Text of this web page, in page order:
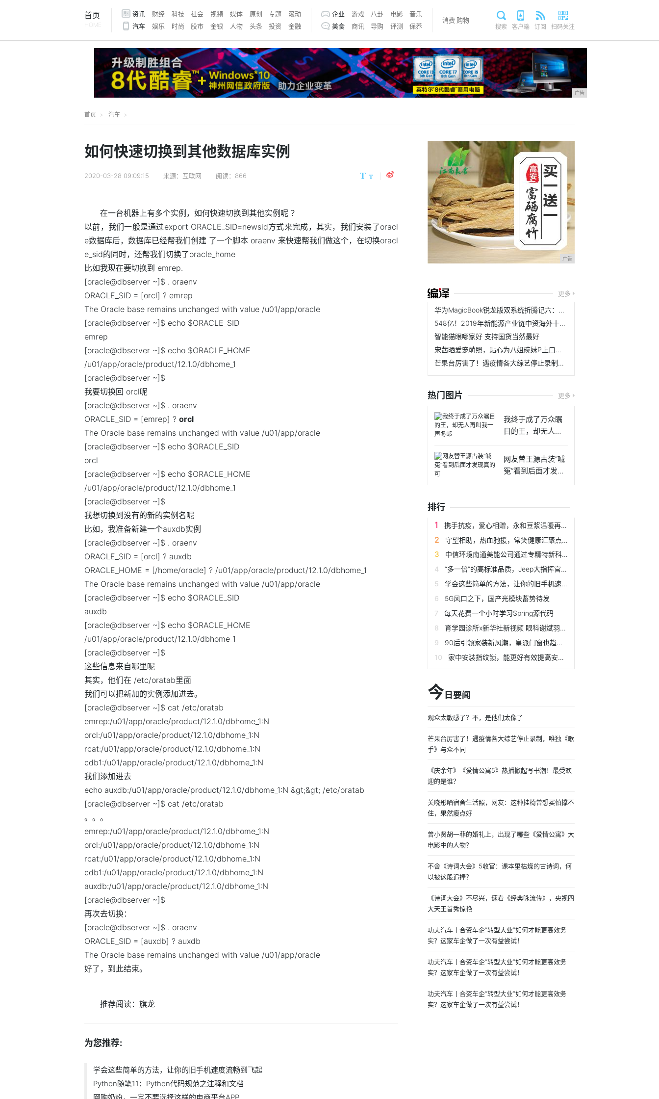
首页
HOME
资讯 财经 科技 社会 视频 媒体 原创 专题
滚动
汽车
娱乐 时尚 股市 金银 人物 头条 投资 金融
企业 游戏 八卦 电影
音乐
美食
商讯 导购 评测 保养
消费 购物
搜索 客户端 订阅 扫码关注
广告
首页 汽车
如何快速切换到其他数据库实例
2020-03-28 09:09:15 来源：互联网 阅读：866
在一台机器上有多个实例，如何快速切换到其他实例呢 ？
以前，我们一般是通过export ORACLE_SID=newsid方式来完成，其实，我们安装了oracl
e数据库后，数据库已经帮我们创建 了一个脚本 oraenv 来快速帮我们做这个，在切换oracl
e_sid的同时，还帮我们切换了oracle_home
比如我现在要切换到 emrep.
[oracle@dbserver ~]$ . oraenv
ORACLE_SID = [orcl] ? emrep
The Oracle base remains unchanged with value /u01/app/oracle
[oracle@dbserver ~]$ echo $ORACLE_SID
emrep
[oracle@dbserver ~]$ echo $ORACLE_HOME
/u01/app/oracle/product/12.1.0/dbhome_1
[oracle@dbserver ~]$
我要切换回 orcl呢
[oracle@dbserver ~]$ . oraenv
ORACLE_SID = [emrep] ? orcl
The Oracle base remains unchanged with value /u01/app/oracle
[oracle@dbserver ~]$ echo $ORACLE_SID
orcl
[oracle@dbserver ~]$ echo $ORACLE_HOME
/u01/app/oracle/product/12.1.0/dbhome_1
[oracle@dbserver ~]$
我想切换到没有的新的实例名呢
比如，我准备新建一个auxdb实例
[oracle@dbserver ~]$ . oraenv
ORACLE_SID = [orcl] ? auxdb
ORACLE_HOME = [/home/oracle] ? /u01/app/oracle/product/12.1.0/dbhome_1
The Oracle base remains unchanged with value /u01/app/oracle
[oracle@dbserver ~]$ echo $ORACLE_SID
auxdb
[oracle@dbserver ~]$ echo $ORACLE_HOME
/u01/app/oracle/product/12.1.0/dbhome_1
[oracle@dbserver ~]$
这些信息来自哪里呢
其实，他们在 /etc/oratab里面
我们可以把新加的实例添加进去。
[oracle@dbserver ~]$ cat /etc/oratab
emrep:/u01/app/oracle/product/12.1.0/dbhome_1:N
orcl:/u01/app/oracle/product/12.1.0/dbhome_1:N
rcat:/u01/app/oracle/product/12.1.0/dbhome_1:N
cdb1:/u01/app/oracle/product/12.1.0/dbhome_1:N
我们添加进去
echo auxdb:/u01/app/oracle/product/12.1.0/dbhome_1:N &gt;&gt; /etc/oratab
[oracle@dbserver ~]$ cat /etc/oratab
。。。
emrep:/u01/app/oracle/product/12.1.0/dbhome_1:N
orcl:/u01/app/oracle/product/12.1.0/dbhome_1:N
rcat:/u01/app/oracle/product/12.1.0/dbhome_1:N
cdb1:/u01/app/oracle/product/12.1.0/dbhome_1:N
auxdb:/u01/app/oracle/product/12.1.0/dbhome_1:N
[oracle@dbserver ~]$
再次去切换：
[oracle@dbserver ~]$ . oraenv
ORACLE_SID = [auxdb] ? auxdb
The Oracle base remains unchanged with value /u01/app/oracle
好了，到此结束。
推荐阅读： 旗龙
为您推荐:
学会这些简单的方法，让你的旧手机速度流畅到飞起
Python随笔11：Python代码规范之注释和文档
广告
更多
华为MagicBook锐龙版双系统折腾记六：matlab
548亿！2019年新能源产业链中资海外十大并购案例
智能猫眼哪家好 支持国货当然最好
宋茜晒爱宠萌照，贴心为八姐碗妹P上口罩，两只小可爱太治愈
芒果台厉害了！遇疫情各大综艺停止录制，唯独《歌手》与众不同
热门图片 更多
我终于成了万众瞩
目的王，却无人再
网友替王源古装“喊
冤”看到后面才发现
真的
排行
携手抗疫，爱心相赠，永和豆浆温暖再行动
守望相助，热血驰援，常笑健康汇聚点滴助力抗疫
中信环境南通美能公司通过专精特新科技小巨人企业认定
“多一倍”的高标准品质，Jeep大指挥官给你满满安心
学会这些简单的方法，让你的旧手机速度流畅到飞起
5G风口之下，国产光模块蓄势待发
每天花费一个小时学习Spring源代码
育学园诊所x新华社新视频 眼科谢斌羽：孩子用眼后一定要看远处
90后引领家装新风潮，皇派门窗也趋向“年轻化”
家中安装指纹锁，能更好有效提高安全 让我们生活更稳定放心
今 日要闻
观众太敏感了？不，是他们太像了
芒果台厉害了！遇疫情各大综艺停止录制，唯独《歌
手》与众不同
《庆余年》《爱情公寓5》热播掀起写书潮！最受欢
迎的是谁？
关晓彤晒宿舍生活照，网友：这种挂椅曾想买怕撑不
住，果然瘦点好
曾小贤胡一菲的婚礼上，出现了哪些《爱情公寓》大
电影中的人物？
不舍《诗词大会》5收官：课本里枯燥的古诗词，何
以被这般追捧？
《诗词大会》不尽兴，速看《经典咏流传》，央视四
大天王首秀惊艳
功夫汽车丨合资车企“转型大业”如何才能更高效务
实？这家车企做了一次有益尝试！
功夫汽车丨合资车企“转型大业”如何才能更高效务
实？这家车企做了一次有益尝试！
功夫汽车丨合资车企“转型大业”如何才能更高效务
实？这家车企做了一次有益尝试！